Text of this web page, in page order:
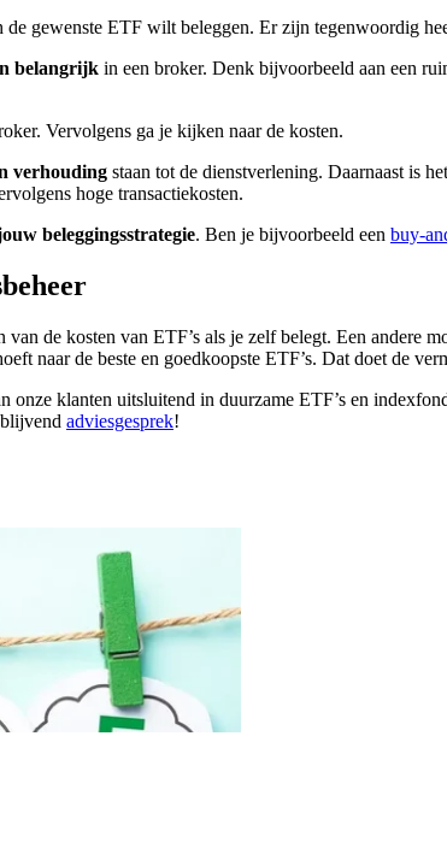
gewenste ETF wilt beleggen. Er zijn tegenwoordig
belangrijk in een broker. Denk bijvoorbeeld aan een
Vervolgens ga je kijken naar de kosten.
verhouding staan tot de dienstverlening. Daarnaast is
hoge transactiekosten.
beleggingsstrategie. Ben je bijvoorbeeld een buy-
de kosten van ETF’s als je zelf belegt. Een andere
naar de beste en goedkoopste ETF’s. Dat doet de
onze klanten uitsluitend in duurzame ETF’s en
adviesgesprek!